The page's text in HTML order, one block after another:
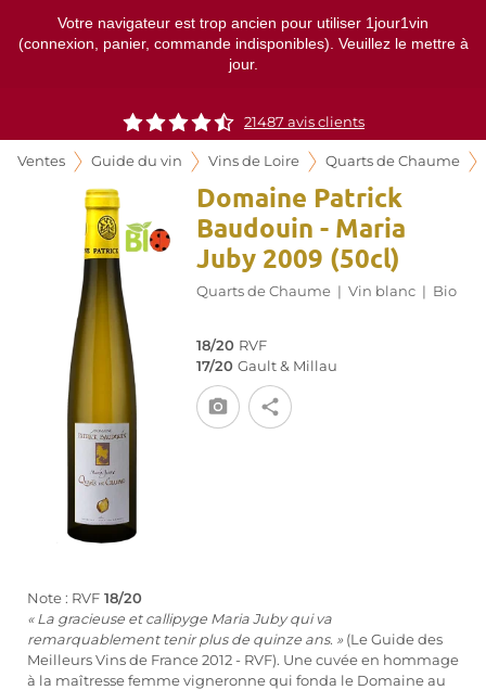
Votre navigateur est trop ancien pour utiliser 1jour1vin
(connexion, panier, commande indisponibles). Veuillez le mettre à
jour.
21487 avis clients
Ventes Guide du vin Vins de Loire Quarts de Chaume
Domaine Patrick
Baudouin - Maria
Juby 2009 (50cl)
Quarts de Chaume | Vin blanc | Bio
18/20 RVF
17/20 Gault & Millau
Note : RVF 18/20
« La gracieuse et callipyge Maria Juby qui va
remarquablement tenir plus de quinze ans. »(Le Guide des
Meilleurs Vins de France 2012 - RVF). Une cuvée en hommage
à la maîtresse femme vigneronne qui fonda le Domaine au